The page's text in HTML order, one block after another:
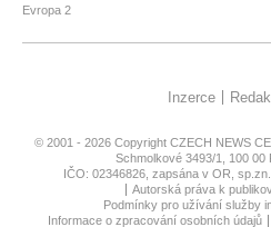
Evropa 2
Inzerce
© 2001 - 2026 Copyright CZECH NEWS
Schmolkové 3493/1, 100 00
IČO: 02346826, zapsána v OR,
Autorská práva k
Podmínky pro užívání služby
Informace o zpracování osobních údajů